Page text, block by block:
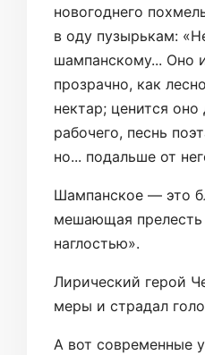
новогоднего
в оду пузырькам:
шампанскому... Оно
прозрачно, как
нектар; ценится
рабочего, песнь
но... подальше от
Шампанское — это
мешающая
наглостью».
Лирический герой
меры и страдал
А вот современные